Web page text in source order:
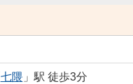
七隈」駅 徒歩3分